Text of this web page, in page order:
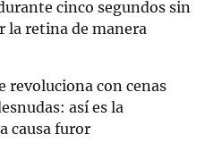
cinco segundos sin
la retina de manera
revoluciona con cenas
así es la
causa furor